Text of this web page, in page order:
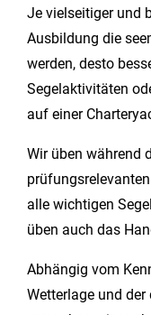
Je vielseitiger und
Ausbildung die
werden, desto
Segelaktivitäten
auf einer
Wir üben während
alle wichtigen
üben auch das
Abhängig vom
Wetterlage und